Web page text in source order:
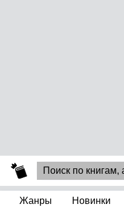
Жанры Новинки